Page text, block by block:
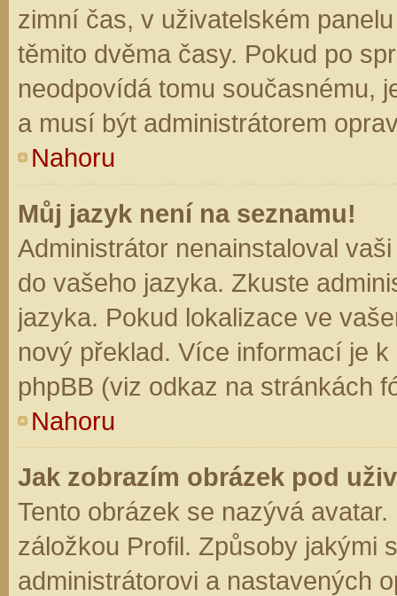
zimní čas, v uživatelském
těmito dvěma časy. Pokud po
neodpovídá tomu současnému,
a musí být administrátorem
Nahoru
Můj jazyk není na seznamu!
Administrátor nenainstaloval
do vašeho jazyka. Zkuste
jazyka. Pokud lokalizace ve
nový překlad. Více informací je
phpBB (viz odkaz na stránkách
Nahoru
Jak zobrazím obrázek pod
Tento obrázek se nazývá
záložkou Profil. Způsoby jakými
administrátorovi a nastavených